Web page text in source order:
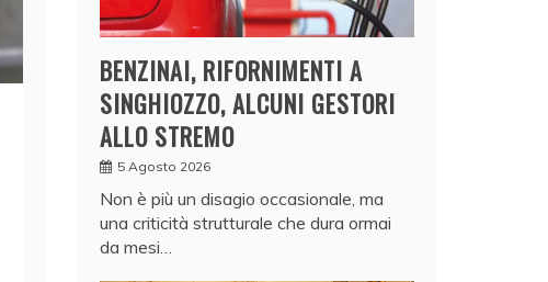
BENZINAI, RIFORNIMENTI A
SINGHIOZZO, ALCUNI GESTORI
ALLO STREMO
5 Agosto 2026
Non è più un disagio occasionale, ma
una criticità strutturale che dura ormai
da mesi…